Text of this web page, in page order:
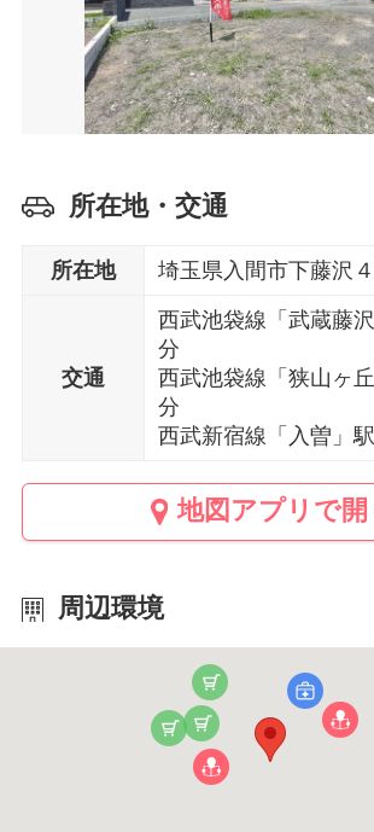
所在地・交通
所在地 埼玉県入間市下藤沢
交通
西武池袋線「武蔵藤
分
西武池袋線「狭山ヶ
分
西武新宿線「入曽」
地図アプリで開
周辺環境